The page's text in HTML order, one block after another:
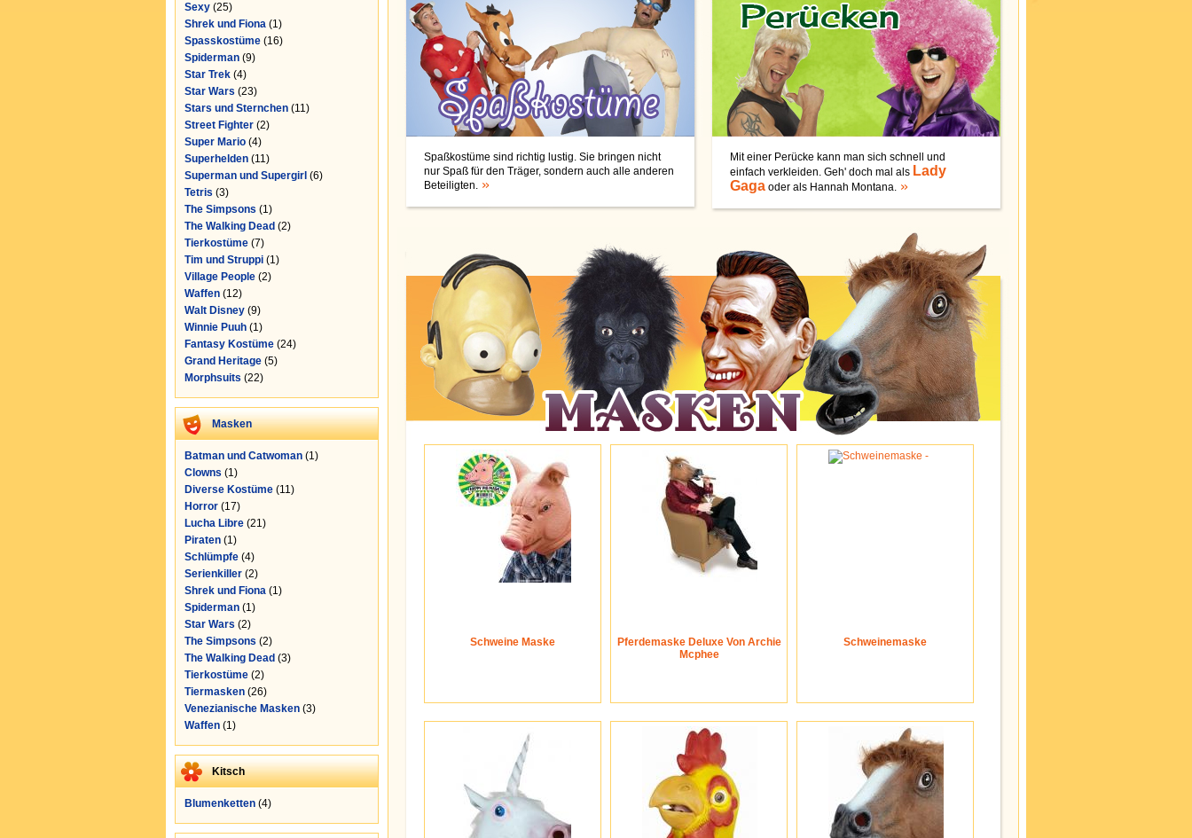
Sexy (25)
Shrek und Fiona (1)
Spasskostüme (16)
Spiderman (9)
Star Trek (4)
Star Wars (23)
Stars und Sternchen (11)
Street Fighter (2)
Super Mario (4)
Superhelden (11)
Superman und Supergirl (6)
Tetris (3)
The Simpsons (1)
The Walking Dead (2)
Tierkostüme (7)
Tim und Struppi (1)
Village People (2)
Waffen (12)
Walt Disney (9)
Winnie Puuh (1)
Fantasy Kostüme (24)
Grand Heritage (5)
Morphsuits (22)
Masken
Batman und Catwoman (1)
Clowns (1)
Diverse Kostüme (11)
Horror (17)
Lucha Libre (21)
Piraten (1)
Schlümpfe (4)
Serienkiller (2)
Shrek und Fiona (1)
Spiderman (1)
Star Wars (2)
The Simpsons (2)
The Walking Dead (3)
Tierkostüme (2)
Tiermasken (26)
Venezianische Masken (3)
Waffen (1)
Kitsch
Blumenketten (4)
Spaßkostüme sind richtig lustig. Sie bringen nicht
nur Spaß für den Träger, sondern auch alle anderen
Beteiligten.
Mit einer Perücke kann man sich schnell und
einfach verkleiden. Geh' doch mal als Lady
Gaga oder als Hannah Montana.
Schweine Maske
Pferdemaske Deluxe Von Archie
Mcphee
Schweinemaske